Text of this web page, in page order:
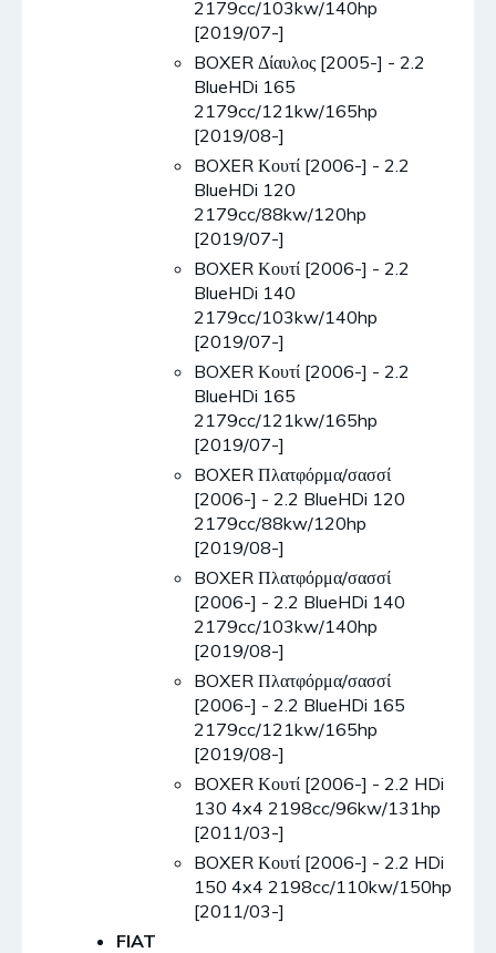
2179cc/103kw/140hp
[2019/07-]
BOXER Δίαυλος [2005-] - 2.2
BlueHDi 165
2179cc/121kw/165hp
[2019/08-]
BOXER Κουτί [2006-] - 2.2
BlueHDi 120
2179cc/88kw/120hp
[2019/07-]
BOXER Κουτί [2006-] - 2.2
BlueHDi 140
2179cc/103kw/140hp
[2019/07-]
BOXER Κουτί [2006-] - 2.2
BlueHDi 165
2179cc/121kw/165hp
[2019/07-]
BOXER Πλατφόρμα/σασσί
[2006-] - 2.2 BlueHDi 120
2179cc/88kw/120hp
[2019/08-]
BOXER Πλατφόρμα/σασσί
[2006-] - 2.2 BlueHDi 140
2179cc/103kw/140hp
[2019/08-]
BOXER Πλατφόρμα/σασσί
[2006-] - 2.2 BlueHDi 165
2179cc/121kw/165hp
[2019/08-]
BOXER Κουτί [2006-] - 2.2 HDi
130 4x4 2198cc/96kw/131hp
[2011/03-]
BOXER Κουτί [2006-] - 2.2 HDi
150 4x4 2198cc/110kw/150hp
[2011/03-]
FIAT